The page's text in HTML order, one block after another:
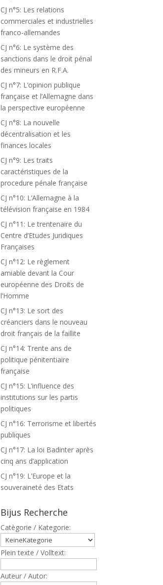
CJ n°5: Les relations
commerciales et industrielles
franco-allemandes
CJ n°6: Le système des
sanctions dans le droit pénal
des mineurs en R.F.A.
CJ n°7: L’opinion publique
française et l’Allemagne dans
la perspective européenne
CJ n°8: La nouvelle
décentralisation et les
finances locales
CJ n°9: Les traits
caractéristiques de la
procedure pénale française
CJ n°10: L’Allemagne à la
télévision française en 1984
CJ n°11: Le trentenaire du
Centre d’Etudes Juridiques
Françaises
CJ n°12: Le règlement
amiable devant la Cour
européenne des Droits de
l’Homme
CJ n°13: Le sort des
créanciers dans le nouveau
droit français de la faillite
CJ n°14: Trente ans de
politique pénitentiaire
française
CJ n°15: L’influence des
institutions sur les partis
politiques
CJ n°16: Terrorisme et libertés
publiques
CJ n°17: La loi Badinter après
cinq ans d’application
CJ n°19: L’Europe et la
souveraineté des Etats
Bijus Recherche
Catègorie / Kategorie:
Plein texte / Volltext:
Auteur / Autor: